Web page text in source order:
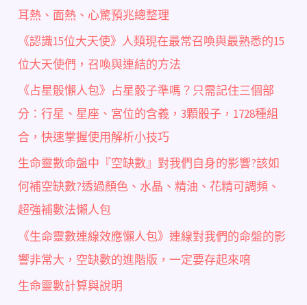
耳熱、面熱、心驚預兆總整理
《認識15位大天使》人類現在最常召喚與最熟悉的15
位大天使們，召喚與連結的方法
《占星骰懶人包》占星骰子準嗎？只需記住三個部
分：行星、星座、宮位的含義，3顆骰子，1728種組
合，快速掌握使用解析小技巧
生命靈數命盤中『空缺數』對我們自身的影響?該如
何補空缺數?透過顏色、水晶、精油、花精可調頻、
超強補數法懶人包
《生命靈數連線效應懶人包》連線對我們的命盤的影
響非常大，空缺數的進階版，一定要存起來唷
生命靈數計算與說明